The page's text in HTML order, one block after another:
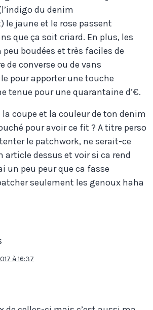
du denim
le jaune et le rose passent
que ça soit criard. En plus, les
boudées et très faciles de
de converse ou de vans
pour apporter une touche
tenue pour une quarantaine d’€.
la coupe et la couleur de ton denim
pour avoir ce fit ? A titre perso
le patchwork, ne serait-ce
article dessus et voir si ca rend
un peu peur que ca fasse
seulement les genoux haha
à 16:37